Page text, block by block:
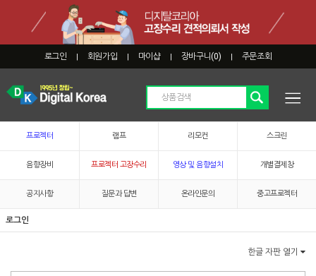
로그인 | 회원가입 | 마이샵 | 장바구니(0) | 주문조회
프로젝터 램프 리모컨 스크린
음향장비 프로젝터 고장수리 영상 및 음향설치 개별결제창
공지사항 질문과 답변 온라인문의 중고프로젝터
로그인
한글 자판 열기